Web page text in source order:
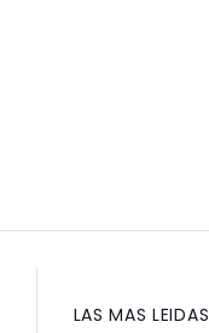
LAS MAS LEIDAS